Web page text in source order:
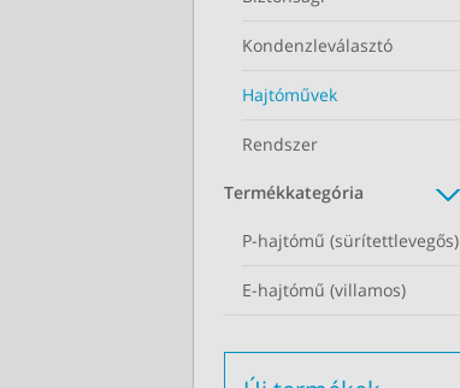
Kondenzleválasztó
Hajtóművek
Rendszer
Termékkategória
P-hajtómű (sürítettlevegős)
E-hajtómű (villamos)